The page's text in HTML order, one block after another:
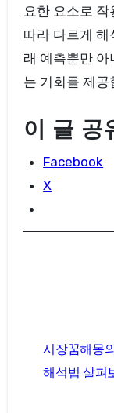
요한 요소로
따라 다르게 해
래 예측뿐만
는 기회를 제공
이 글 공
Facebook
X
탐
시장꿈해몽
해석법 살펴